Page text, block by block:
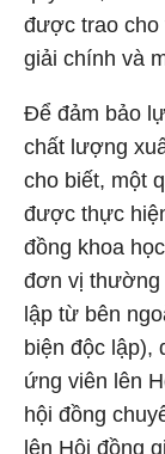
được trao cho
giải chính và
Để đảm bảo
chất lượng
cho biết, một
được thực
đồng khoa
đơn vị thường
lập từ bên
biện độc lập),
ứng viên lên
hội đồng
lên Hội đồng